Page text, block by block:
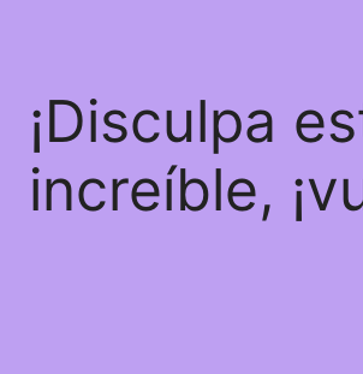
¡Disculpa
increíble,